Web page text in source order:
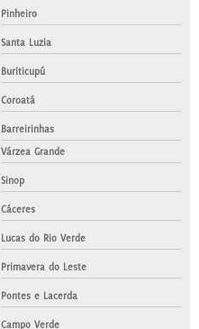
Pinheiro
Santa Luzia
Buriticupú
Coroatá
Barreirinhas
Várzea Grande
Sinop
Cáceres
Lucas do Rio Verde
Primavera do Leste
Pontes e Lacerda
Campo Verde